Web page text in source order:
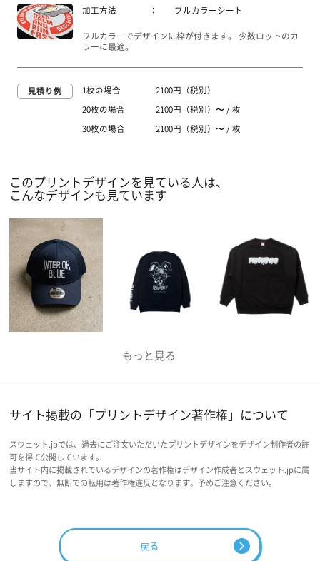
加工方法 ： フルカラーシート
フルカラーでデザインに枠が付きます。 少数ロットのカ
ラーに最適。
見積り例 1枚の場合 2100円（税別）
20枚の場合 2100円（税別）〜 / 枚
30枚の場合 2100円（税別）〜 / 枚
このプリントデザインを見ている人は、
こんなデザインも見ています
サイト掲載の「プリントデザイン著作権」について
スウェット.jpでは、過去にご注文いただいたプリントデザインをデザイン制作者の許
可を得て公開しています。
当サイト内に掲載されているデザインの著作権はデザイン作成者とスウェット.jpに属
しますので、無断での転用は著作権違反となります。予めご注意ください。
戻る